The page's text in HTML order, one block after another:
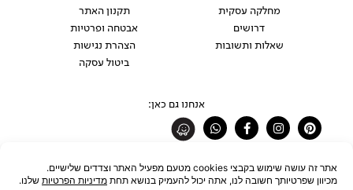
מחלקה עסקית
דרושים
שאלות ותשובות
תקנון האתר
אבטחה ופרטיות
הצהרת נגישות
ביטול עסקה
אנחנו גם כאן:
Pinterest
Instagram
Facebook-
f
Whatsapp
רוצים להתעדכן לפני כולם?